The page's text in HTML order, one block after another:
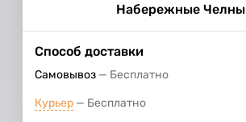
Набережные Челны
Способ доставки
Самовывоз Бесплатно
Курьер Бесплатно